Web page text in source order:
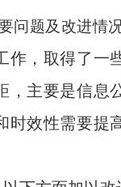
问题及改进情
作，取得了一
，主要是信息
时效性需要提